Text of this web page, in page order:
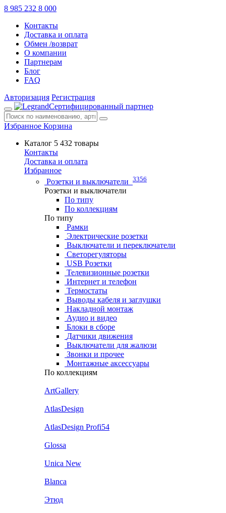
8 985 232 8 000
Контакты
Доставка и оплата
Обмен /возврат
О компании
Партнерам
Блог
FAQ
Авторизация Регистрация
Сертифицированный партнер
Избранное Корзина
Каталог 5 432 товары
Контакты
Доставка и оплата
Избранное
Розетки и выключатели 3356
Розетки и выключатели
По типу
По коллекциям
По типу
Рамки
Электрические розетки
Выключатели и переключатели
Светорегуляторы
USB Розетки
Телевизионные розетки
Интернет и телефон
Термостаты
Выводы кабеля и заглушки
Накладной монтаж
Аудио и видео
Блоки в сборе
Датчики движения
Выключатели для жалюзи
Звонки и прочее
Монтажные аксессуары
По коллекциям
ArtGallery
AtlasDesign
AtlasDesign Profi54
Glossa
Unica New
Blanca
Этюд